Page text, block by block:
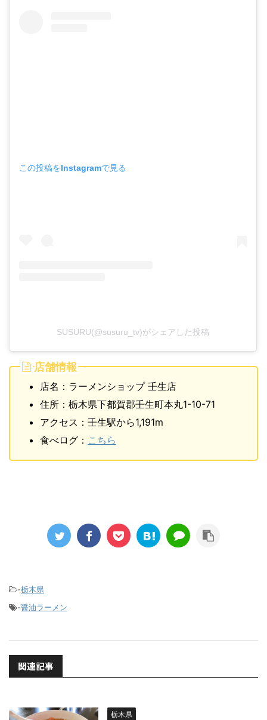
この投稿をInstagramで見る
SUSURU(@susuru_tv)がシェアした投稿
店舗情報
店名：ラーメンショップ 壬生店
住所：栃木県下都賀郡壬生町本丸1-10-71
アクセス：壬生駅から1,191m
食べログ： こちら
-栃木県
-醤油ラーメン
関連記事
栃木県